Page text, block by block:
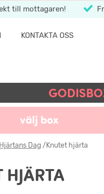
till mottagaren!
KONTAKTA OSS
välj box
Dag/Knutet hjärta
HJÄRTA